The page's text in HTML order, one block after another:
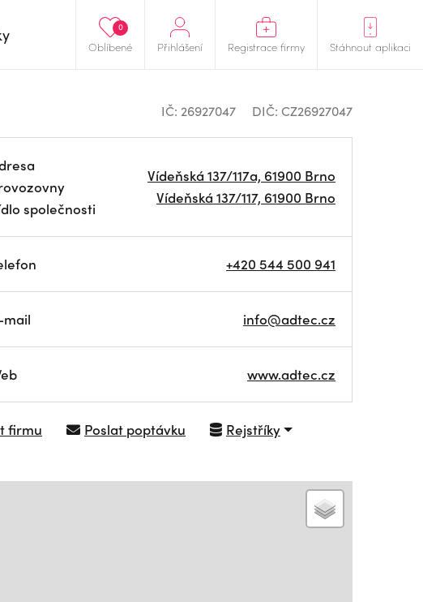
Oblíbené
0
Přihlášení Registrace firmy Stáhnout aplikaci
IČ: 26927047 DIČ: CZ26927047
společnosti
Vídeňská 137/117a, 61900 Brno
Vídeňská 137/117, 61900 Brno
+420 544 500 941
mail info@adtec.cz
www.adtec.cz
firmu Poslat poptávku Rejstříky